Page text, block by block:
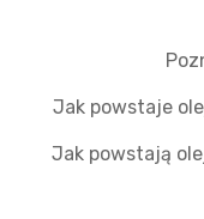
Jak powstaje
Jak powstają